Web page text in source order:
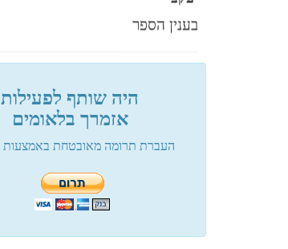
בענין הספר
מעגל תשעים ותשע
היה שותף לפעילות
אזמרך בלאומים
העברת תרומה מאובטחת באמצעות Paypal